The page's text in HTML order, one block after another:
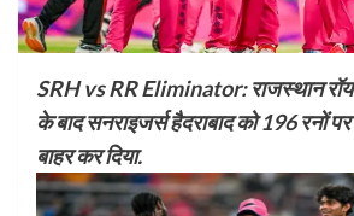
SRH vs RR Eliminator: राजस्थान
के बाद सनराइजर्स हैदराबाद को 196 रनों
बाहर कर दिया.